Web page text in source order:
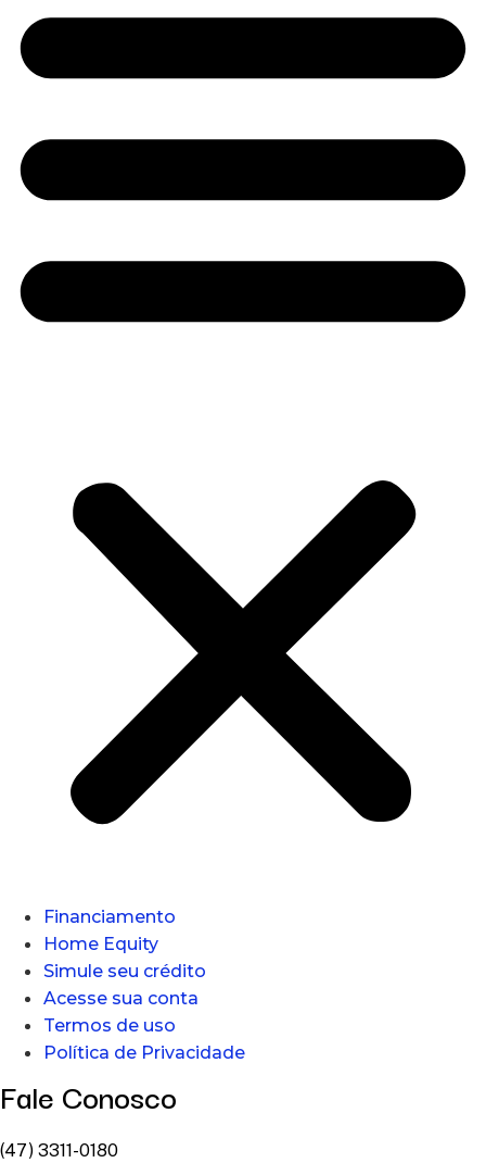
Financiamento
Home Equity
Simule seu crédito
Acesse sua conta
Termos de uso
Política de Privacidade
Fale Conosco
(47) 3311-0180